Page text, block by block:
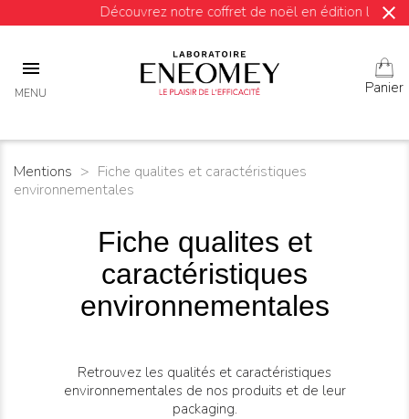
Découvrez notre coffret de noël en édition limitée !
close

MENU Panier
Mentions
Fiche qualites et caractéristiques
environnementales
Fiche qualites et
caractéristiques
environnementales
Retrouvez les qualités et caractéristiques
environnementales de nos produits et de leur
packaging.